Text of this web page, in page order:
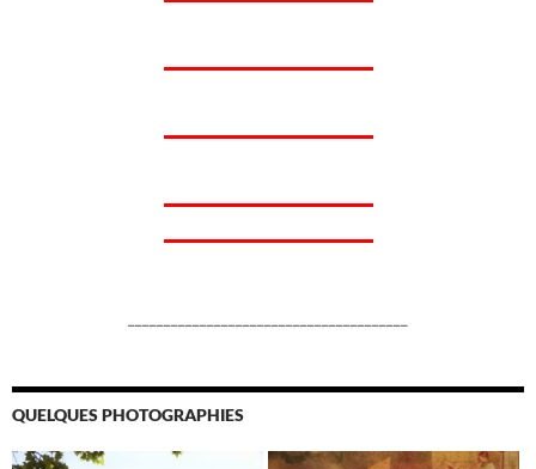
QUELQUES PHOTOGRAPHIES